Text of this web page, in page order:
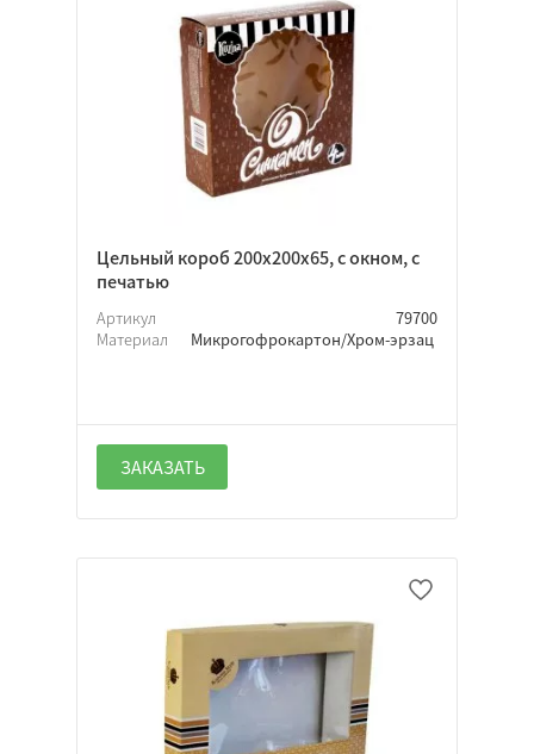
Цельный короб 200х200х65, с окном, с
печатью
Артикул
79700
Материал
Микрогофрокартон/Хром-эрзац
ЗАКАЗАТЬ